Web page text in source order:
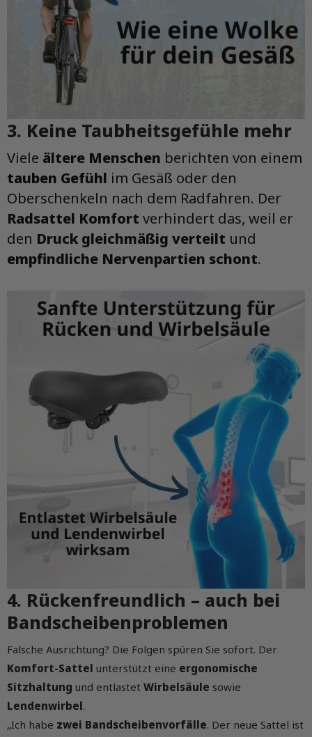
3. Keine Taubheitsgefühle mehr
Viele ältere Menschen berichten von einem
tauben Gefühl im Gesäß oder den
Oberschenkeln nach dem Radfahren. Der
Radsattel Komfort verhindert das, weil er
den Druck gleichmäßig verteilt und
empfindliche Nervenpartien schont.
4. Rückenfreundlich – auch bei
Bandscheibenproblemen
Falsche Ausrichtung? Die Folgen spüren Sie sofort. Der
Komfort-Sattel unterstützt eine ergonomische
Sitzhaltung und entlastet Wirbelsäule sowie
Lendenwirbel.
„Ich habe zwei Bandscheibenvorfälle. Der neue Sattel ist